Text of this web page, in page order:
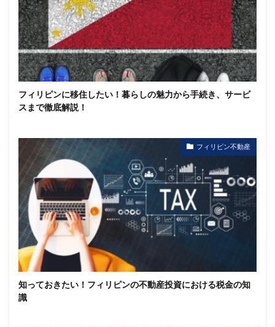
フィリピンに移住したい！暮らしの魅力から手続き、サービ
スまで徹底解説！
フィリピン不動産
知っておきたい！フィリピンの不動産投資における税金の知
識